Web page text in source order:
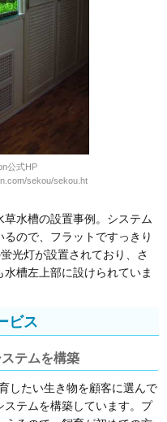
公式HP
sekou/sekou.ht
水槽の設置事例。システム
ので、フラットですっきり
光灯が設置されており、さ
槽左上部に設けられていま
ビス
テムを構築
したい生き物を顧客に選んで
ステムを構築しています。プ